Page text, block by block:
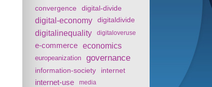
convergence digital-divide
digital-economy digitaldivide
digitalinequality digitaloveruse
e-commerce economics
europeanization governance
information-society internet
internet-use media